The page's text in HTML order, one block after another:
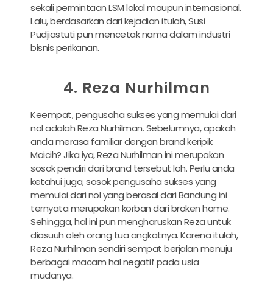
sekali permintaan LSM lokal maupun internasional.
Lalu, berdasarkan dari kejadian itulah, Susi
Pudjiastuti pun mencetak nama dalam industri
bisnis perikanan.
4. Reza Nurhilman
Keempat, pengusaha sukses yang memulai dari
nol adalah Reza Nurhilman. Sebelumnya, apakah
anda merasa familiar dengan brand keripik
Maicih? Jika iya, Reza Nurhilman ini merupakan
sosok pendiri dari brand tersebut loh. Perlu anda
ketahui juga, sosok pengusaha sukses yang
memulai dari nol yang berasal dari Bandung ini
ternyata merupakan korban dari broken home.
Sehingga, hal ini pun mengharuskan Reza untuk
diasuuh oleh orang tua angkatnya. Karena itulah,
Reza Nurhilman sendiri sempat berjalan menuju
berbagai macam hal negatif pada usia
mudanya.